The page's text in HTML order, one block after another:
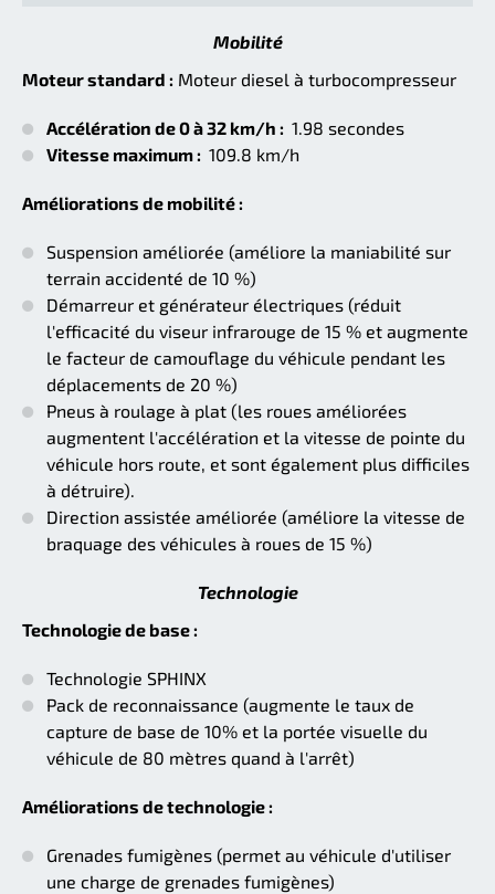
Mobilité
Moteur standard : Moteur diesel à turbocompresseur
Accélération de 0 à 32 km/h : 1.98 secondes
Vitesse maximum : 109.8 km/h
Améliorations de mobilité :
Suspension améliorée (améliore la maniabilité sur
terrain accidenté de 10 %)
Démarreur et générateur électriques (réduit
l'efficacité du viseur infrarouge de 15 % et augmente
le facteur de camouflage du véhicule pendant les
déplacements de 20 %)
Pneus à roulage à plat (les roues améliorées
augmentent l'accélération et la vitesse de pointe du
véhicule hors route, et sont également plus difficiles
à détruire).
Direction assistée améliorée (améliore la vitesse de
braquage des véhicules à roues de 15 %)
Technologie
Technologie de base :
Technologie SPHINX
Pack de reconnaissance (augmente le taux de
capture de base de 10% et la portée visuelle du
véhicule de 80 mètres quand à l'arrêt)
Améliorations de technologie :
Grenades fumigènes (permet au véhicule d'utiliser
une charge de grenades fumigènes)